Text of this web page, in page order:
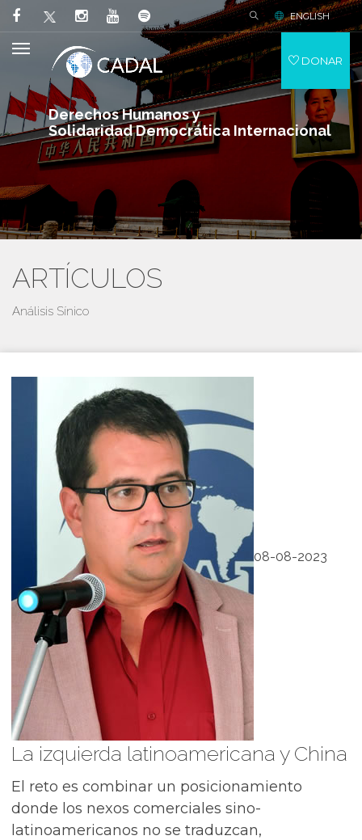
Derechos Humanos y
Solidaridad Democrática Internacional
ENGLISH
DONAR
ARTÍCULOS
Análisis Sínico
08-08-2023
La izquierda latinoamericana y China
El reto es combinar un posicionamiento
donde los nexos comerciales sino-
latinoamericanos no se traduzcan,